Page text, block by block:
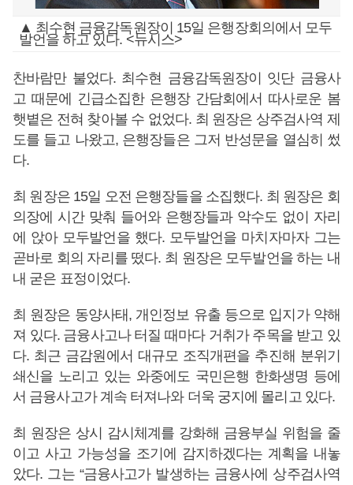
▲ 최수현 금융감독원장이 15일 은행장회의에서 모두
발언을 하고 있다. <뉴시스>
찬바람만 불었다. 최수현 금융감독원장이 잇단 금융사
고 때문에 긴급소집한 은행장 간담회에서 따사로운 봄
햇볕은 전혀 찾아볼 수 없었다. 최 원장은 상주검사역 제
도를 들고 나왔고, 은행장들은 그저 반성문을 열심히 썼
다.
최 원장은 15일 오전 은행장들을 소집했다. 최 원장은 회
의장에 시간 맞춰 들어와 은행장들과 악수도 없이 자리
에 앉아 모두발언을 했다. 모두발언을 마치자마자 그는
곧바로 회의 자리를 떴다. 최 원장은 모두발언을 하는 내
내 굳은 표정이었다.
최 원장은 동양사태, 개인정보 유출 등으로 입지가 약해
져 있다. 금융사고나 터질 때마다 거취가 주목을 받고 있
다. 최근 금감원에서 대규모 조직개편을 추진해 분위기
쇄신을 노리고 있는 와중에도 국민은행 한화생명 등에
서 금융사고가 계속 터져나와 더욱 궁지에 몰리고 있다.
최 원장은 상시 감시체계를 강화해 금융부실 위험을 줄
이고 사고 가능성을 조기에 감지하겠다는 계획을 내놓
았다. 그는 “금융사고가 발생하는 금융사에 상주검사역